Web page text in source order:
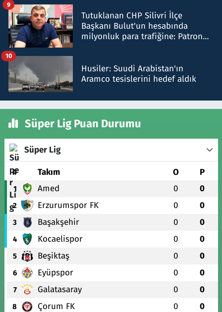
Tutuklanan CHP Silivri İlçe
Başkanı Bulut'un hesabında
milyonluk para trafiğine: Patron
9
Husiler: Suudi Arabistan'ın
Aramco tesislerini hedef aldık
10
Süper Lig Puan Durumu
Süper Lig
# Takım O P
1 Amed 0 0
2 Erzurumspor FK 0 0
3 Başakşehir 0 0
4 Kocaelispor 0 0
5 Beşiktaş 0 0
6 Eyüpspor 0 0
7 Galatasaray 0 0
8 Çorum FK 0 0